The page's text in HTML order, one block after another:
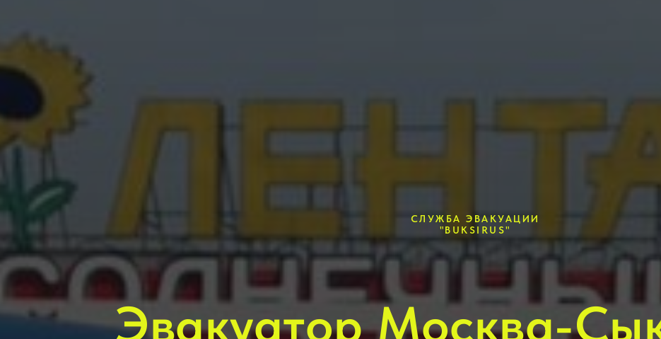
СЛУЖБА ЭВАКУАЦИИ
"BUKSIRUS"
Эвакуатор Москва-